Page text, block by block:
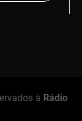
à Rádio